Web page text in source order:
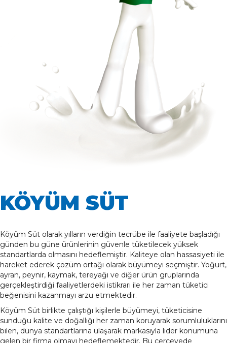
KÖYÜM SÜT
Köyüm Süt olarak yılların verdiğin tecrübe ile faaliyete başladığı
günden bu güne ürünlerinin güvenle tüketilecek yüksek
standartlarda olmasını hedeflemiştir. Kaliteye olan hassasiyeti ile
hareket ederek çözüm ortağı olarak büyümeyi seçmiştir. Yoğurt,
ayran, peynir, kaymak, tereyağı ve diğer ürün gruplarında
gerçekleştirdiği faaliyetlerdeki istikrarı ile her zaman tüketici
beğenisini kazanmayı arzu etmektedir.
Köyüm Süt birlikte çalıştığı kişilerle büyümeyi, tüketicisine
sunduğu kalite ve doğallığı her zaman koruyarak sorumluluklarını
bilen, dünya standartlarına ulaşarak markasıyla lider konumuna
gelen bir firma olmayı hedeflemektedir. Bu çerçevede